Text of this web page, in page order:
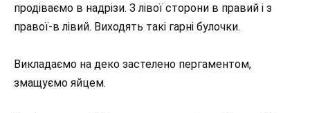
продіваємо в надрізи. З лівої сторони в правий і з
правої-в лівий. Виходять такі гарні булочки.
Викладаємо на деко застелено пергаментом,
змащуємо яйцем.